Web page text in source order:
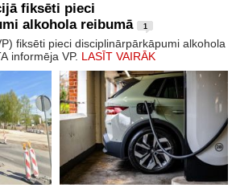
fiksēti pieci
alkohola reibumā
1
fiksēti pieci disciplinārpārkāpumi alkohola
informēja VP. LASĪT VAIRĀK